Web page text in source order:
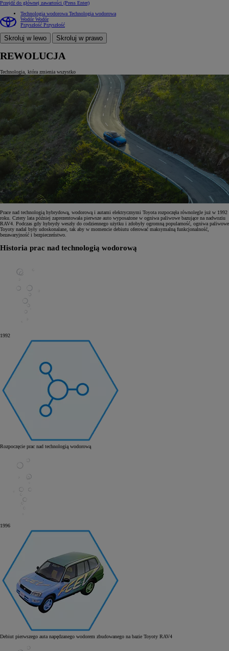
Przejdź do głównej zawartości (Press Enter)
Technologia wodorowa Technologia wodorowa
WodórWodór
Przyszłość Przyszłość
Skroluj w lewo Skroluj w prawo
REWOLUCJA
Technologia, która zmienia wszystko
Prace nad technologią hybrydową, wodorową i autami elektrycznymi Toyota rozpoczęła równolegle już w 1992
roku. Cztery lata później zaprezentowała pierwsze auto wyposażone w ogniwa paliwowe bazujące na nadwoziu
RAV4. Podczas gdy hybrydy weszły do codziennego użytku i zdobyły ogromną popularność, ogniwa paliwowe
Toyoty nadal były udoskonalane, tak aby w momencie debiutu oferować maksymalną funkcjonalność,
bezawaryjność i bezpieczeństwo.
Historia prac nad technologią wodorową
1992
Rozpoczęcie prac nad technologią wodorową
1996
Debiut pierwszego auta napędzanego wodorem zbudowanego na bazie Toyoty RAV4